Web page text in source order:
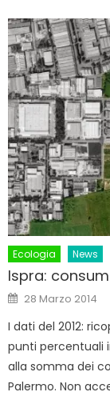
Ecologia News
Ispra:
Posted
on
28 Marzo 2014
I dati del 2012:
punti percentuali
alla somma dei
Palermo. Non